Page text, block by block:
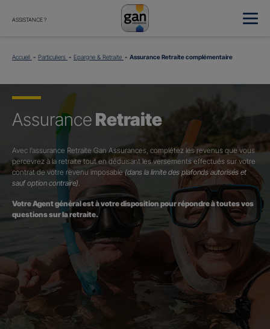
ASSISTANCE ?
Accueil Particuliers Epargne & Retraite Assurance Retraite complémentaire
Assurance Retraite
Avec l’assurance Retraite Gan Assurances, complétez les revenus que vous
percevrez à la retraite tout en déduisant les versements effectués sur votre
contrat de votre revenu imposable (dans la limite des plafonds autorisés et
sauf option contraire).
Votre Agent général est à votre disposition pour répondre à toutes vos
questions sur la retraite.